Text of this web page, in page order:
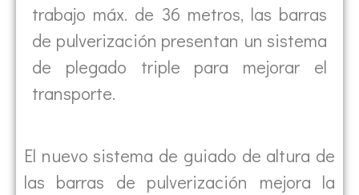
trabajo máx. de 36 metros, las barras
de pulverización presentan un sistema
de plegado triple para mejorar el
transporte.
El nuevo sistema de guiado de altura de
las barras de pulverización mejora la